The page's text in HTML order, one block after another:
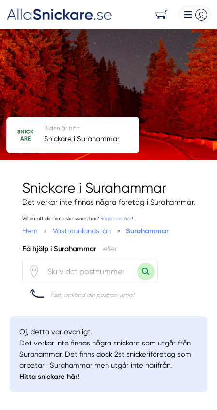
Snickare i Surahammar
Det verkar inte finnas några företag i Surahammar.
Vill du att din firma ska synas här? Registrera här!
Hem » Västmanlands län » Surahammar
Få hjälp i Surahammar eller
Psst, använd din position vetja!
Bilden är från
Snickare i Surahammar
Oj, detta var ovanligt.
Det verkar inte finnas några snickare som utgår från
Surahammar. Det finns dock 2st snickeriföretag som
arbetar i Surahammar men utgår inte härifrån.
Hitta snickare här!